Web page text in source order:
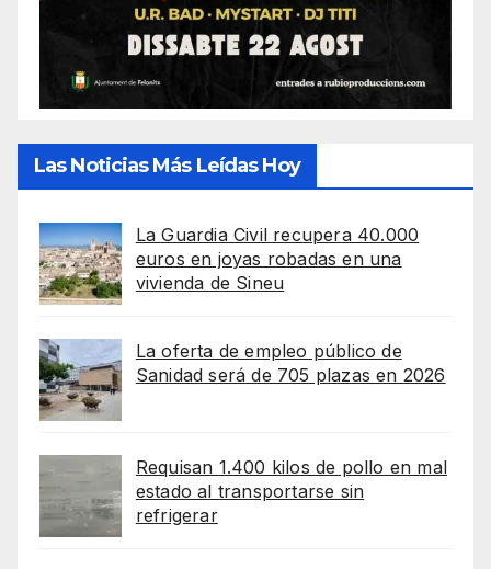
Las Noticias Más Leídas Hoy
La Guardia Civil recupera 40.000
euros en joyas robadas en una
vivienda de Sineu
La oferta de empleo público de
Sanidad será de 705 plazas en 2026
Requisan 1.400 kilos de pollo en mal
estado al transportarse sin
refrigerar